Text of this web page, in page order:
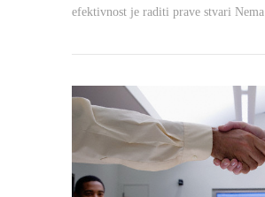
efektivnost je raditi prave stvari